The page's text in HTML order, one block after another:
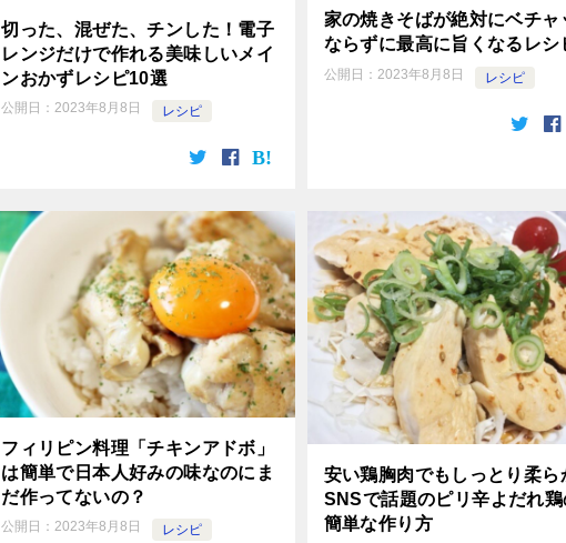
切った、混ぜた、チンした！電子
レンジだけで作れる美味しいメイ
ンおかずレシピ10選
公開日：2023年8月8日 レシピ
家の焼きそばが絶対にベチャ
ならずに最高に旨くなるレシ
公開日： 2023年8月8日 レシピ
フィリピン料理「チキンアドボ」
は簡単で日本人好みの味なのにま
だ作ってないの？
公開日：2023年8月8日 レシピ
安い鶏胸肉でもしっとり柔ら
SNSで話題のピリ辛よだれ
簡単な作り方